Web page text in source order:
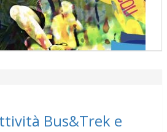
di Tiziano Pesce al CN Uisp
Bus&Trek e